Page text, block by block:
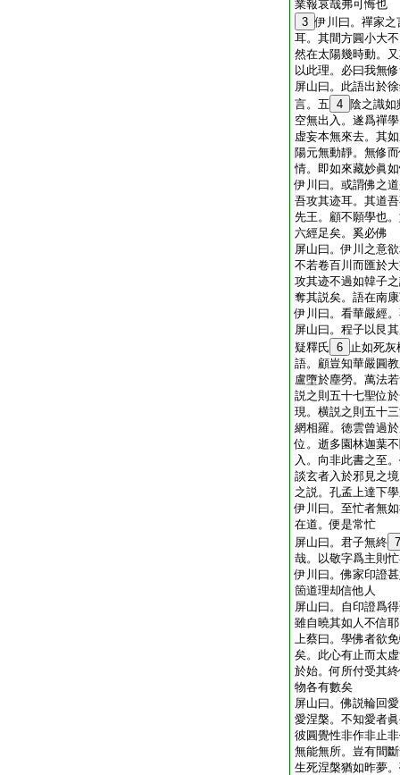
業報哀哉弗可悔也
3 伊川曰。禪家
耳。其間方圓小大
然在太陽幾時動。
以此理。必曰我無
屏山曰。此語出於
言。五 4 陰之識如
空無出入。遂爲禪
虚妄本無來去。其
陽元無動靜。無修
情。即如來藏妙眞
伊川曰。或謂佛之
吾攻其迹耳。其道
先王。顧不願學也
六經足矣。奚必佛
屏山曰。伊川之意
不若卷百川而匯於
攻其迹不過如韓子
奪其説矣。語在南
伊川曰。看華嚴經
屏山曰。程子以艮
疑釋氏 6 止如死灰
語。顧豈知華嚴圓
盧墮於塵勞。萬法
説之則五十七聖位
現。横説之則五十
網相羅。徳雲曾過
位。逝多園林迦葉
入。向非此書之至
談玄者入於邪見之
之説。孔孟上達下
伊川曰。至忙者無
在道。便是常忙
屏山曰。君子無終 7
哉。以敬字爲主則
伊川曰。佛家印證
箇道理却信他人
屏山曰。自印證爲
雖自曉其如人不信耶
上蔡曰。學佛者欲
矣。此心有止而太
於始。何所付受其
物各有數矣
屏山曰。佛説輪回
愛涅槃。不知愛者
彼圓覺性非作非止
無能無所。豈有間
生死涅槃猶如昨夢